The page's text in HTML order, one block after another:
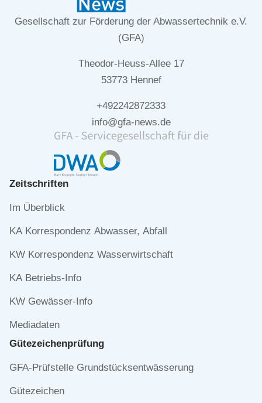
Gesellschaft zur Förderung der Abwassertechnik e.V.
(GFA)
Theodor-Heuss-Allee 17
53773 Hennef
+492242872333
info@gfa-news.de
Zeitschriften
Navigation
Im Überblick
KA Korrespondenz Abwasser, Abfall
KW Korrespondenz Wasserwirtschaft
KA Betriebs-Info
KW Gewässer-Info
Mediadaten
Gütezeichen­prüfung
Navigation
GFA-Prüfstelle Grundstücksentwässerung
Gütezeichen